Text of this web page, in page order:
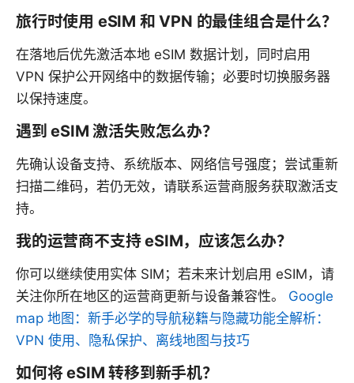
旅行时使用 eSIM 和 VPN 的最佳组合是什么？
在落地后优先激活本地 eSIM 数据计划，同时启用
VPN 保护公开网络中的数据传输；必要时切换服务器
以保持速度。
遇到 eSIM 激活失败怎么办？
先确认设备支持、系统版本、网络信号强度；尝试重新
扫描二维码，若仍无效，请联系运营商服务获取激活支
持。
我的运营商不支持 eSIM，应该怎么办？
你可以继续使用实体 SIM；若未来计划启用 eSIM，请
关注你所在地区的运营商更新与设备兼容性。 Google
map 地图：新手必学的导航秘籍与隐藏功能全解析：
VPN 使用、隐私保护、离线地图与技巧
如何将 eSIM 转移到新手机？